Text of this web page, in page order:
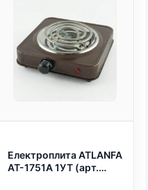
Електроплита ATLANFA
AT-1751A 1УТ (арт.